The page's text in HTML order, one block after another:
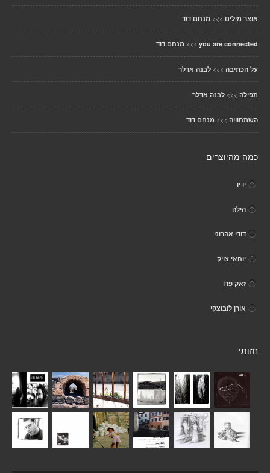
אוצר מילים >>> מנחם דוד
you are connected
>>> מנחם דוד
על הכתיבה >>> לבנה אדלר
תפילה >>> לבנה אדלר
השתחוויה >>> מנחם דוד
כמה מהיוצרים
יו יו
הילה
דודי אהרוני
יוחאי צויק
זאק פרו
אורן לובוצקי
חזותי